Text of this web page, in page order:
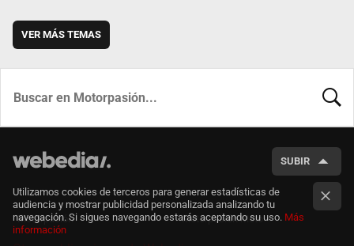
VER MÁS TEMAS
SUBIR
Motorpasión Motorpasión Moto
Utilizamos cookies de terceros para generar estadísticas de
audiencia y mostrar publicidad personalizada analizando tu
navegación. Si sigues navegando estarás aceptando su uso. Más
información